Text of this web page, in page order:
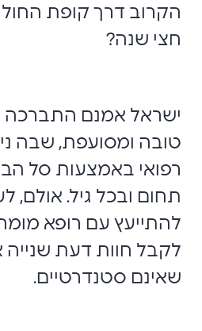
הקרוב דרך קופת
חצי שנה?
ישראל אמנם התברכה
טובה ומסועפת, שבה
רפואי באמצעות סל
תחום ובכל גיל. אולם,
להתייעץ עם רופא
לקבל חוות דעת שנייה
שאינם סטנדרטיים.